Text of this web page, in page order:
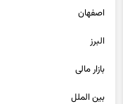
البرز
بازار مالی
بین الملل